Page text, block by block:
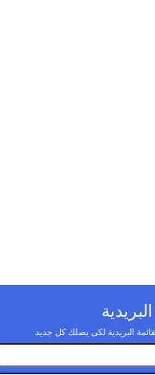
البريدية لكى يصلك كل جديد